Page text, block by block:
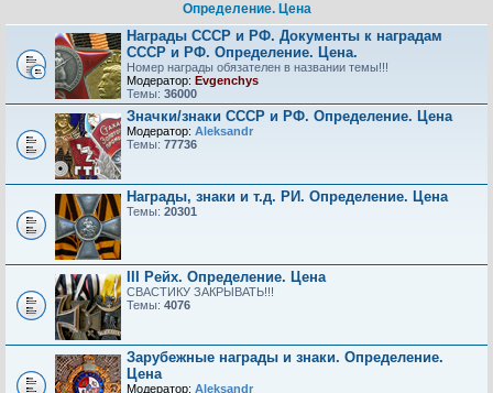
Определение. Цена
Награды СССР и РФ. Документы к наградам
СССР и РФ. Определение. Цена.
Номер награды обязателен в названии темы!!!
Модератор: Evgenchys
Темы: 36000
Значки/знаки СССР и РФ. Определение. Цена
Модератор: Aleksandr
Темы: 77736
Награды, знаки и т.д. РИ. Определение. Цена
Темы: 20301
III Рейх. Определение. Цена
СВАСТИКУ ЗАКРЫВАТЬ!!!
Темы: 4076
Зарубежные награды и знаки. Определение.
Цена
Модератор: Aleksandr